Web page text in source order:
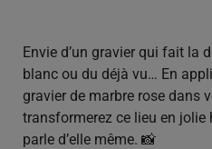
Envie d’un gravier qui fait la
blanc ou du déjà vu… En
gravier de marbre rose dans
transformerez ce lieu en jolie
parle d’elle même. 📸